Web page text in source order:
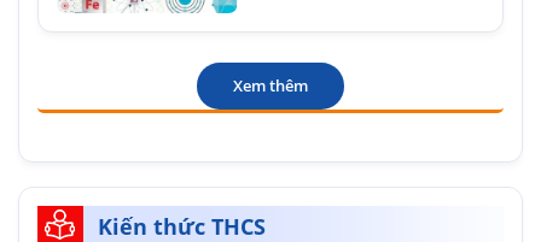
Xem thêm
Kiến thức THCS